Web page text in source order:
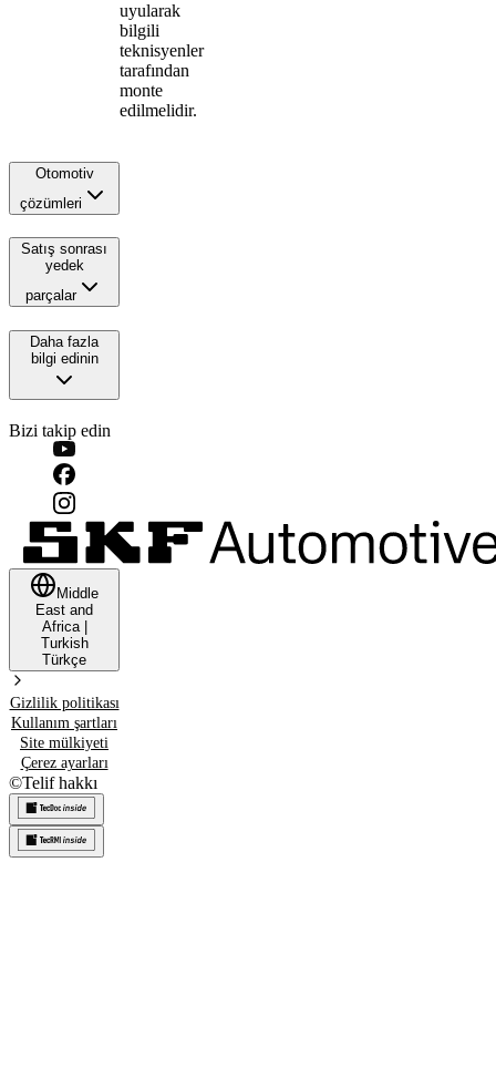
uyularak
bilgili
teknisyenler
tarafından
monte
edilmelidir.
Otomotiv
çözümleri
Satış sonrası
yedek
parçalar
Daha fazla
bilgi edinin
Bizi takip edin
Middle
East and
Africa|
Turkish
Türkçe
Gizlilik politikası
Kullanım şartları
Site mülkiyeti
Çerez ayarları
©Telif hakkı